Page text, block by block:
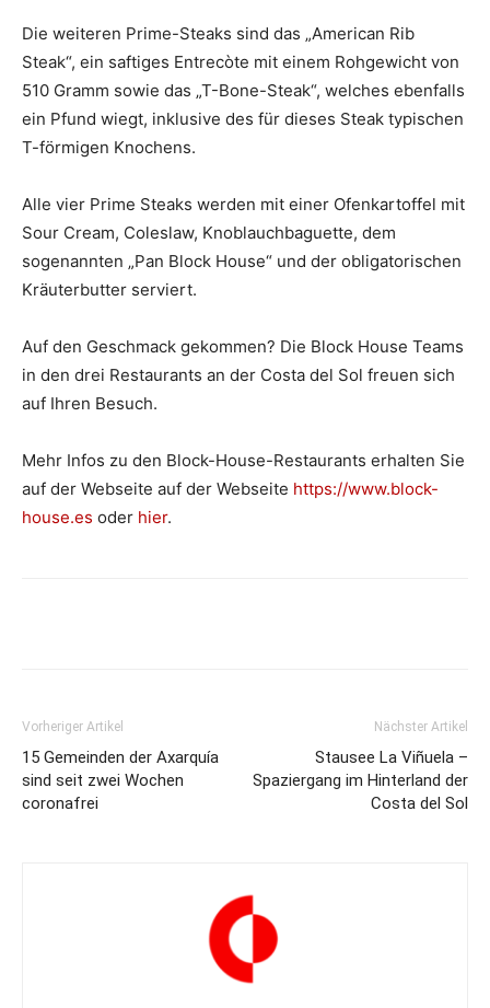
Die weiteren Prime-Steaks sind das „American Rib
Steak“, ein saftiges Entrecòte mit einem Rohgewicht von
510 Gramm sowie das „T-Bone-Steak“, welches ebenfalls
ein Pfund wiegt, inklusive des für dieses Steak typischen
T-förmigen Knochens.
Alle vier Prime Steaks werden mit einer Ofenkartoffel mit
Sour Cream, Coleslaw, Knoblauchbaguette, dem
sogenannten „Pan Block House“ und der obligatorischen
Kräuterbutter serviert.
Auf den Geschmack gekommen? Die Block House Teams
in den drei Restaurants an der Costa del Sol freuen sich
auf Ihren Besuch.
Mehr Infos zu den Block-House-Restaurants erhalten Sie
auf der Webseite auf der Webseite https://www.block-
house.es oder hier.
Vorheriger Artikel
15 Gemeinden der Axarquía
sind seit zwei Wochen
coronafrei
Nächster Artikel
Stausee La Viñuela –
Spaziergang im Hinterland der
Costa del Sol